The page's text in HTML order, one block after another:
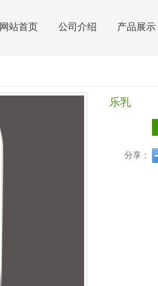
网站首页 公司介绍 产品展示
乐乳
分享：